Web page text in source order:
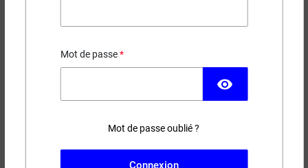
Mot de passe
visibility
Mot de passe oublié ?
Connexion
18,90 €